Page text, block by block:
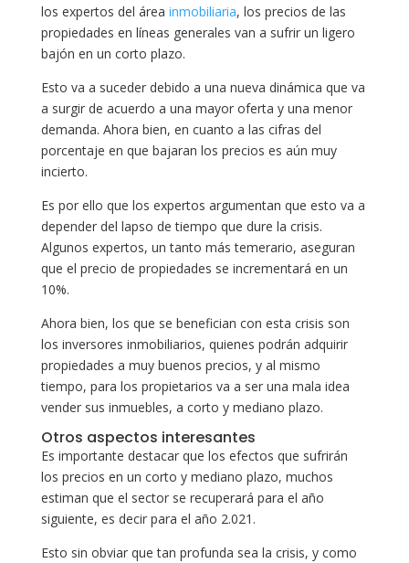
los expertos del área inmobiliaria, los precios de las
propiedades en líneas generales van a sufrir un ligero
bajón en un corto plazo.
Esto va a suceder debido a una nueva dinámica que va
a surgir de acuerdo a una mayor oferta y una menor
demanda. Ahora bien, en cuanto a las cifras del
porcentaje en que bajaran los precios es aún muy
incierto.
Es por ello que los expertos argumentan que esto va a
depender del lapso de tiempo que dure la crisis.
Algunos expertos, un tanto más temerario, aseguran
que el precio de propiedades se incrementará en un
10%.
Ahora bien, los que se benefician con esta crisis son
los inversores inmobiliarios, quienes podrán adquirir
propiedades a muy buenos precios, y al mismo
tiempo, para los propietarios va a ser una mala idea
vender sus inmuebles, a corto y mediano plazo.
Otros aspectos interesantes
Es importante destacar que los efectos que sufrirán
los precios en un corto y mediano plazo, muchos
estiman que el sector se recuperará para el año
siguiente, es decir para el año 2.021.
Esto sin obviar que tan profunda sea la crisis, y como